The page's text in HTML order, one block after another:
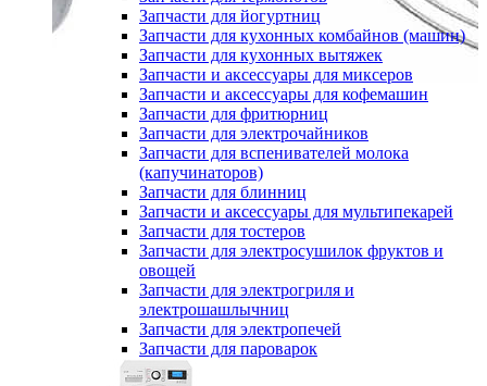
Запчасти для йогуртниц
Запчасти для кухонных комбайнов (машин)
Запчасти для кухонных вытяжек
Запчасти и аксессуары для миксеров
Запчасти и аксессуары для кофемашин
Запчасти для фритюрниц
Запчасти для электрочайников
Запчасти для вспенивателей молока
(капучинаторов)
Запчасти для блинниц
Запчасти и аксессуары для мультипекарей
Запчасти для тостеров
Запчасти для электросушилок фруктов и
овощей
Запчасти для электрогриля и
электрошашлычниц
Запчасти для электропечей
Запчасти для пароварок